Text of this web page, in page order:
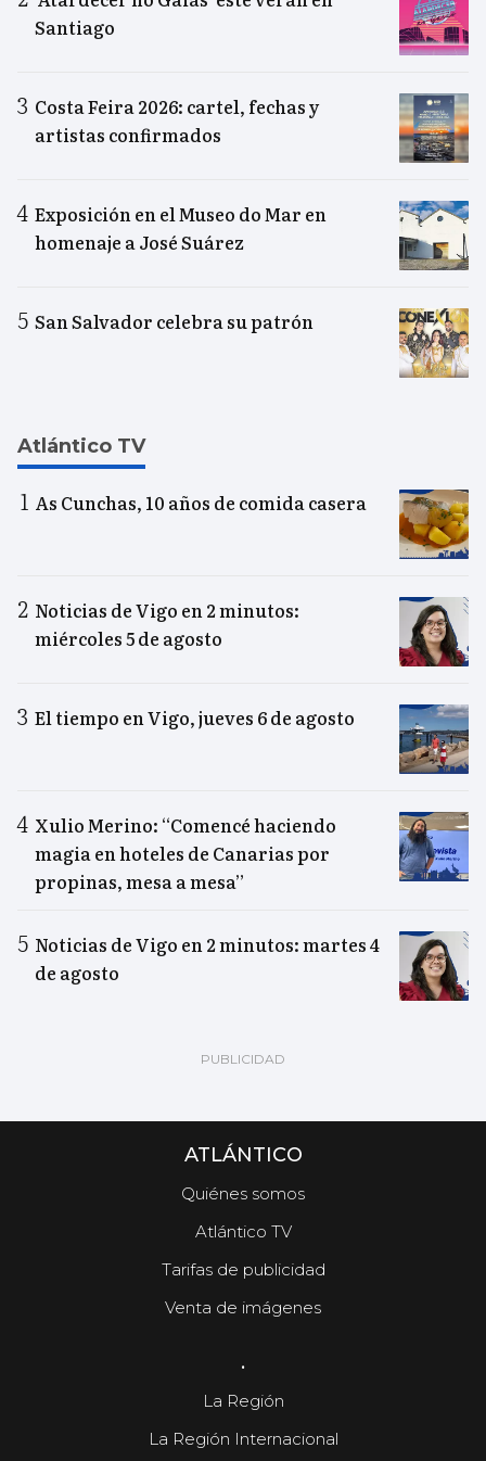
Santiago
Costa Feira 2026: cartel, fechas y
artistas confirmados
Exposición en el Museo do Mar en
homenaje a José Suárez
San Salvador celebra su patrón
Atlántico TV
As Cunchas, 10 años de comida casera
Noticias de Vigo en 2 minutos:
miércoles 5 de agosto
El tiempo en Vigo, jueves 6 de agosto
Xulio Merino: “Comencé haciendo
magia en hoteles de Canarias por
propinas, mesa a mesa”
Noticias de Vigo en 2 minutos: martes 4
de agosto
ATLÁNTICO
Quiénes somos
Atlántico TV
Tarifas de publicidad
Venta de imágenes
.
La Región
La Región Internacional